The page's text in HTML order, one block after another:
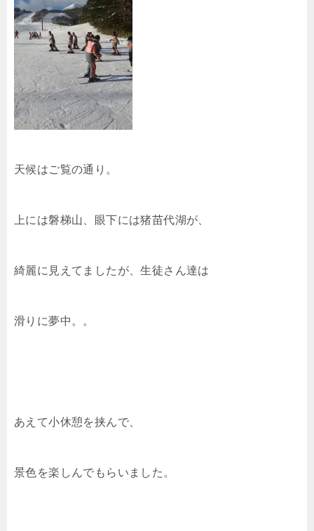
天候はご覧の通り。
上には磐梯山、眼下には猪苗代湖が、
綺麗に見えてましたが、生徒さん達は
滑りに夢中。。
あえて小休憩を挟んで、
景色を楽しんでもらいました。